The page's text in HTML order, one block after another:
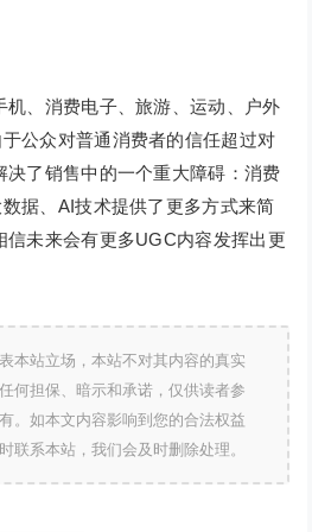
、消费电子、旅游、运动、户外
公众对普通消费者的信任超过对
了销售中的一个重大障碍：消费
据、AI技术提供了更多方式来简
未来会有更多UGC内容发挥出更
本站立场，本站不对其内容的真实
何担保、暗示和承诺，仅供读者参
。如本文内容影响到您的合法权益
联系本站，我们会及时删除处理。